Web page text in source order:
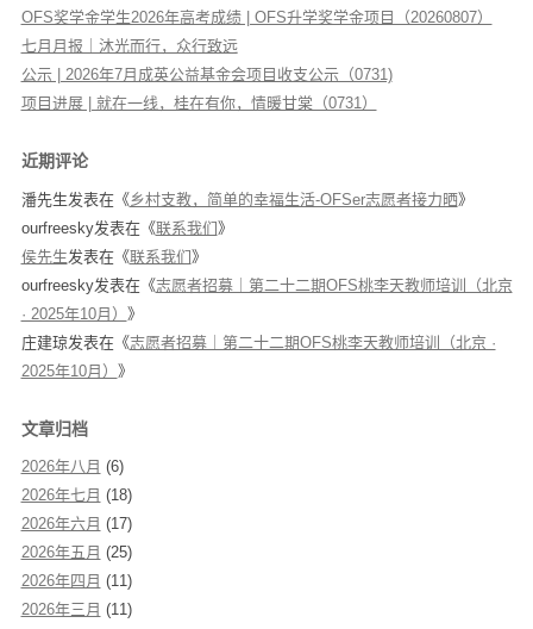
OFS奖学金学生2026年高考成绩 | OFS升学奖学金项目（20260807）
七月月报｜沐光而行，众行致远
公示 | 2026年7月成英公益基金会项目收支公示（0731)
项目进展 | 就在一线，桂在有你，情暖甘棠（0731）
近期评论
潘先生发表在《乡村支教，简单的幸福生活-OFSer志愿者接力晒》
ourfreesky发表在《联系我们 》
侯先生发表在《联系我们 》
ourfreesky发表在《志愿者招募｜第二十二期OFS桃李天教师培训（北京
· 2025年10月） 》
庄建琼发表在《志愿者招募｜第二十二期OFS桃李天教师培训（北京 ·
2025年10月） 》
文章归档
2026年八月 (6)
2026年七月 (18)
2026年六月 (17)
2026年五月 (25)
2026年四月 (11)
2026年三月 (11)